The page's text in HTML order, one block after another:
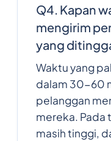
Q4. Kapan
mengirim
yang
Waktu yang
dalam 30-60
pelanggan
mereka. Pada
masih tinggi,